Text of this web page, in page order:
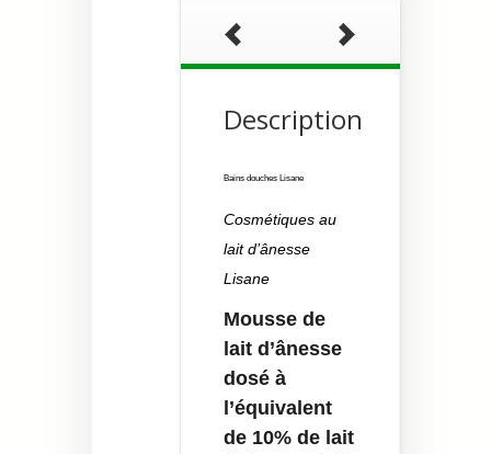
Description
Bains douches Lisane
Cosmétiques au
lait d’ânesse
Lisane
Mousse de
lait d’ânesse
dosé à
l’équivalent
de 10% de lait